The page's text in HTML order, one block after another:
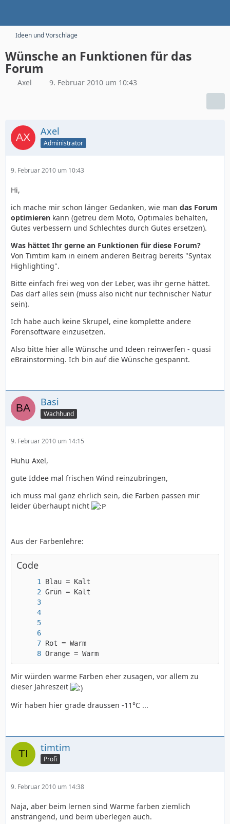
Ideen und Vorschläge
Wünsche an Funktionen für das
Forum
Axel 9. Februar 2010 um 10:43
Axel
Administrator
9. Februar 2010 um 10:43
Hi,
ich mache mir schon länger Gedanken, wie man das Forum
optimieren kann (getreu dem Moto, Optimales behalten,
Gutes verbessern und Schlechtes durch Gutes ersetzen).
Was hättet Ihr gerne an Funktionen für diese Forum?
Von Timtim kam in einem anderen Beitrag bereits "Syntax
Highlighting".
Bitte einfach frei weg von der Leber, was ihr gerne hättet.
Das darf alles sein (muss also nicht nur technischer Natur
sein).
Ich habe auch keine Skrupel, eine komplette andere
Forensoftware einzusetzen.
Also bitte hier alle Wünsche und Ideen reinwerfen - quasi
eBrainstorming. Ich bin auf die Wünsche gespannt.
Basi
Wachhund
9. Februar 2010 um 14:15
Huhu Axel,
gute Iddee mal frischen Wind reinzubringen,
ich muss mal ganz ehrlich sein, die Farben passen mir
leider überhaupt nicht
Aus der Farbenlehre:
Code
Orange = Warm
Mir würden warme Farben eher zusagen, vor allem zu
dieser Jahreszeit
Wir haben hier grade draussen -11°C ...
timtim
Profi
9. Februar 2010 um 14:38
Naja, aber beim lernen sind Warme farben ziemlich
ansträngend, und beim überlegen auch.